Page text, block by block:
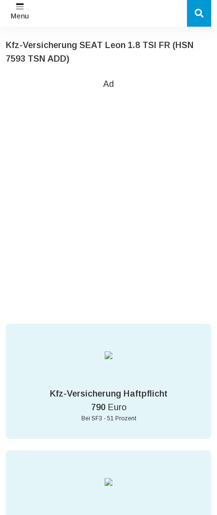
Menu
Kfz-Versicherung SEAT Leon 1.8 TSI FR (HSN
7593 TSN ADD)
Ad
Kfz-Versicherung Haftpflicht
790 Euro
Bei SF3 - 51 Prozent